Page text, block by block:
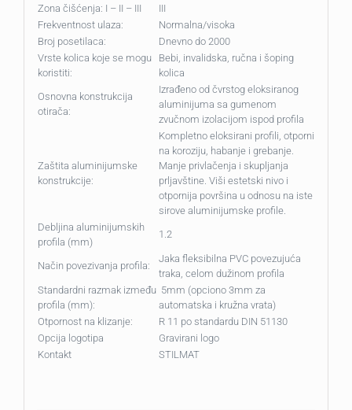
Zona čišćenja: I – II – III
III
Frekventnost ulaza:
Normalna/visoka
Broj posetilaca:
Dnevno do 2000
Vrste kolica koje se mogu
koristiti:
Bebi, invalidska, ručna i šoping
kolica
Osnovna konstrukcija
otirača:
Izrađeno od čvrstog eloksiranog
aluminijuma sa gumenom
zvučnom izolacijom ispod profila
Zaštita aluminijumske
konstrukcije:
Kompletno eloksirani profili, otporni
na koroziju, habanje i grebanje.
Manje privlačenja i skupljanja
prljavštine. Viši estetski nivo i
otpornija površina u odnosu na iste
sirove aluminijumske profile.
Debljina aluminijumskih
profila (mm)
1.2
Način povezivanja profila:
Jaka fleksibilna PVC povezujuća
traka, celom dužinom profila
Standardni razmak između
profila (mm):
5mm (opciono 3mm za
automatska i kružna vrata)
Otpornost na klizanje:
R 11 po standardu DIN 51130
Opcija logotipa
Gravirani logo
Kontakt
STILMAT